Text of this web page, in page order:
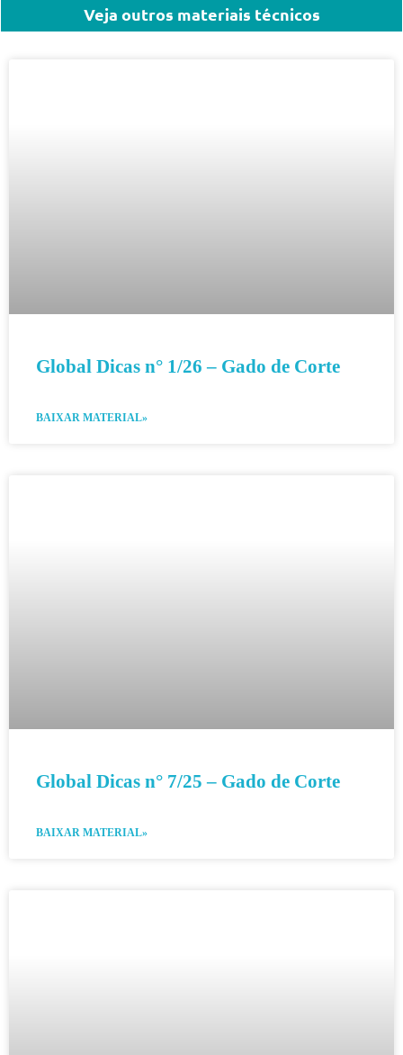
Veja outros materiais técnicos
Global Dicas n° 1/26 – Gado de Corte
BAIXAR MATERIAL»
Global Dicas n° 7/25 – Gado de Corte
BAIXAR MATERIAL»